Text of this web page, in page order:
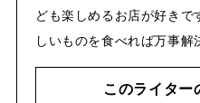
ども楽しめるお店が好き
しいものを食べれば万事解
このライター